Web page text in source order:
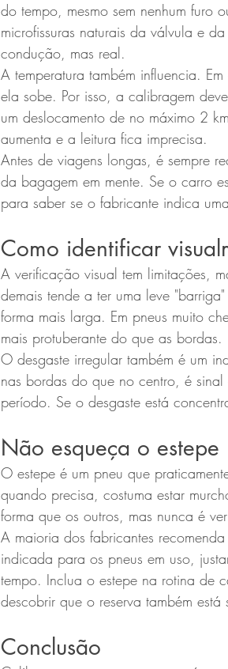
do tempo, mesmo sem nenhum furo
microfissuras naturais da válvula e
condução, mas real.
A temperatura também influencia.
ela sobe. Por isso, a calibragem
um deslocamento de no máximo 2
aumenta e a leitura fica imprecisa.
Antes de viagens longas, é sempre
da bagagem em mente. Se o carro
para saber se o fabricante indica
Como identificar
A verificação visual tem limitações,
demais tende a ter uma leve
forma mais larga. Em pneus muito
mais protuberante do que as bordas.
O desgaste irregular também é um
nas bordas do que no centro, é
período. Se o desgaste está
Não esqueça o estepe
O estepe é um pneu que
quando precisa, costuma estar
forma que os outros, mas nunca é
A maioria dos fabricantes
indicada para os pneus em uso,
tempo. Inclua o estepe na rotina de
descobrir que o reserva também está
Conclusão